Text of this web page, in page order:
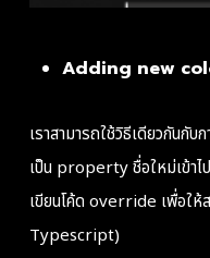
Adding new
เราสามารถใช้วิธีเดียวกันกับ
เป็น property ชื่อใหม่เข้าไ
เขียนโค้ด override เพื่อให้
Typescript)